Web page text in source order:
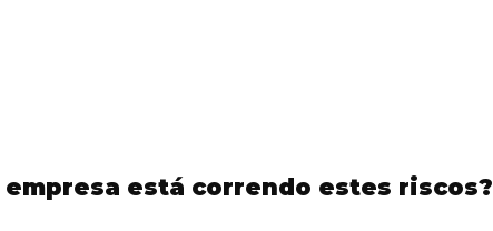
empresa está correndo estes riscos?